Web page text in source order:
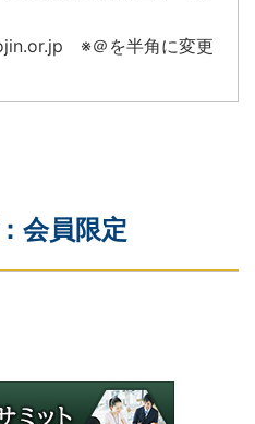
※＠を半角に変更
会員限定